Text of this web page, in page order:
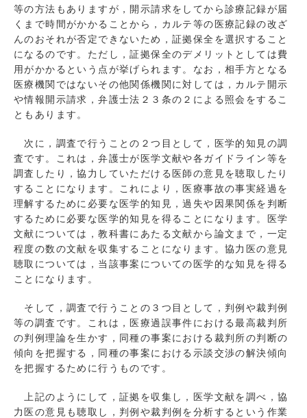
等の方法もありますが，開示請求をしてから診療記録が届
くまで時間がかかることから，カルテ等の医療記録の改ざ
んのおそれが否定できないため，証拠保全を選択すること
になるのです。ただし，証拠保全のデメリットとしては費
用がかかるという点が挙げられます。なお，相手方となる
医療機関ではないその他関係機関に対しては，カルテ開示
や情報開示請求，弁護士法２３条の２による照会をするこ
ともあります。
次に，調査で行うことの２つ目として，医学的知見の調
査です。これは，弁護士が医学文献や各ガイドライン等を
調査したり，協力していただける医師の意見を聴取したり
することになります。これにより，医療事故の事実経過を
理解するために必要な医学的知見，過失や因果関係を判断
するために必要な医学的知見を得ることになります。医学
文献については，教科書にあたる文献から論文まで，一定
程度の数の文献を収集することになります。協力医の意見
聴取については，当該事案についての医学的な知見を得る
ことになります。
そして，調査で行うことの３つ目として，判例や裁判例
等の調査です。これは，医療過誤事件における最高裁判所
の判例理論を生かす，同種の事案における裁判所の判断の
傾向を把握する，同種の事案における示談交渉の解決傾向
を把握するために行うものです。
上記のようにして，証拠を収集し，医学文献を調べ，協
力医の意見も聴取し，判例や裁判例を分析するという作業